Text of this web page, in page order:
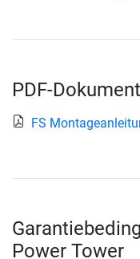
PDF-
FS
Power Tower